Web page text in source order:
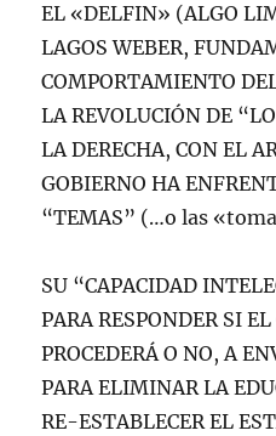
EL «DELFIN» (ALGO
LAGOS WEBER,
COMPORTAMIENTO
LA REVOLUCIÓN DE
LA DERECHA, CON EL
GOBIERNO HA
“TEMAS” (…o las
SU “CAPACIDAD
PARA RESPONDER SI
PROCEDERÁ O NO, A
PARA ELIMINAR LA
RE-ESTABLECER EL